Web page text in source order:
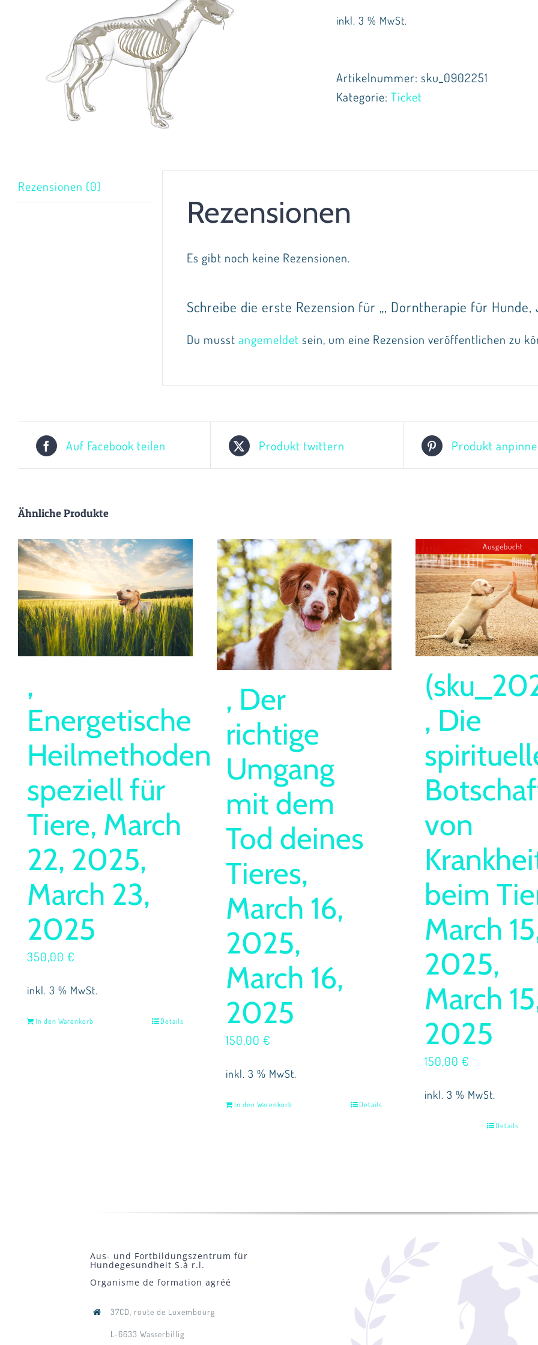
inkl. 3 % MwSt.
Artikelnummer: sku_0902251
Kategorie: Ticket
Rezensionen (0)
Rezensionen
Es gibt noch keine Rezensionen.
Schreibe die erste Rezension für „, Dorntherapie für Hunde,
Du musst angemeldet sein, um eine Rezension veröffentlichen zu
Auf Facebook teilen Produkt twittern Produkt
Ähnliche Produkte
,
Energetische
Heilmethoden
speziell für
Tiere, March
22, 2025,
March 23,
2025
350,00 €
inkl. 3 % MwSt.
In den Warenkorb Details
, Der
richtige
Umgang
mit dem
Tod deines
Tieres,
March 16,
2025,
March 16,
2025
150,00 €
inkl. 3 % MwSt.
In den Warenkorb Details
Ausgebucht
, Die
von
beim
March
2025,
March
2025
150,00 €
inkl. 3 % MwSt.
Details
Aus- und Fortbildungszentrum für
Hundegesundheit S.à r.l.
Organisme de formation agréé
37CD, route de Luxembourg
L-6633 Wasserbillig